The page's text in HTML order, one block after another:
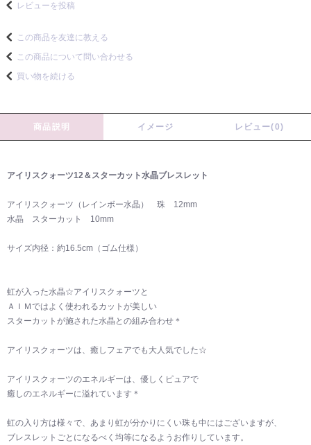
レビューを投稿
この商品を友達に教える
この商品について問い合わせる
買い物を続ける
商品説明 イメージ レビュー(0)
アイリスクォーツ12＆スターカット水晶ブレスレット
アイリスクォーツ（レインボー水晶） 珠 12mm
水晶 スターカット 10mm
サイズ内径：約16.5cm（ゴム仕様）
虹が入った水晶☆アイリスクォーツと
ＡＩＭではよく使われるカットが美しい
スターカットが施された水晶との組み合わせ＊
アイリスクォーツは、癒しフェアでも大人気でした☆
アイリスクォーツのエネルギーは、優しくピュアで
癒しのエネルギーに溢れています＊
虹の入り方は様々で、あまり虹が分かりにくい珠も中にはございますが、
ブレスレットごとになるべく均等になるようお作りしています。